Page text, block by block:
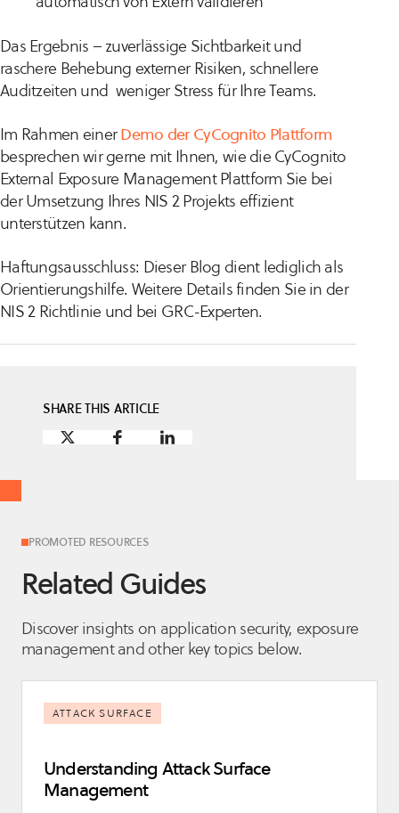
Das Ergebnis – zuverlässige Sichtbarkeit und
raschere Behebung externer Risiken, schnellere
Auditzeiten und weniger Stress für Ihre Teams.
Im Rahmen einerDemo der CyCognito Plattform
besprechen wir gerne mit Ihnen, wie die CyCognito
External Exposure Management Plattform Sie bei
der Umsetzung Ihres NIS 2 Projekts effizient
unterstützen kann.
Haftungsausschluss: Dieser Blog dient lediglich als
Orientierungshilfe. Weitere Details finden Sie in der
NIS 2 Richtlinie und bei GRC-Experten.
SHARE THIS ARTICLE
PROMOTED RESOURCES
Related Guides
Discover insights on application security, exposure
management and other key topics below.
ATTACK SURFACE
Understanding Attack Surface
Management